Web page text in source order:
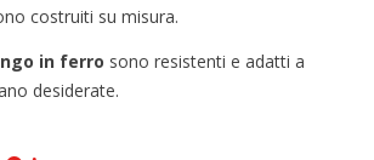
costruiti su misura.
in ferro sono resistenti e adatti a
desiderate.